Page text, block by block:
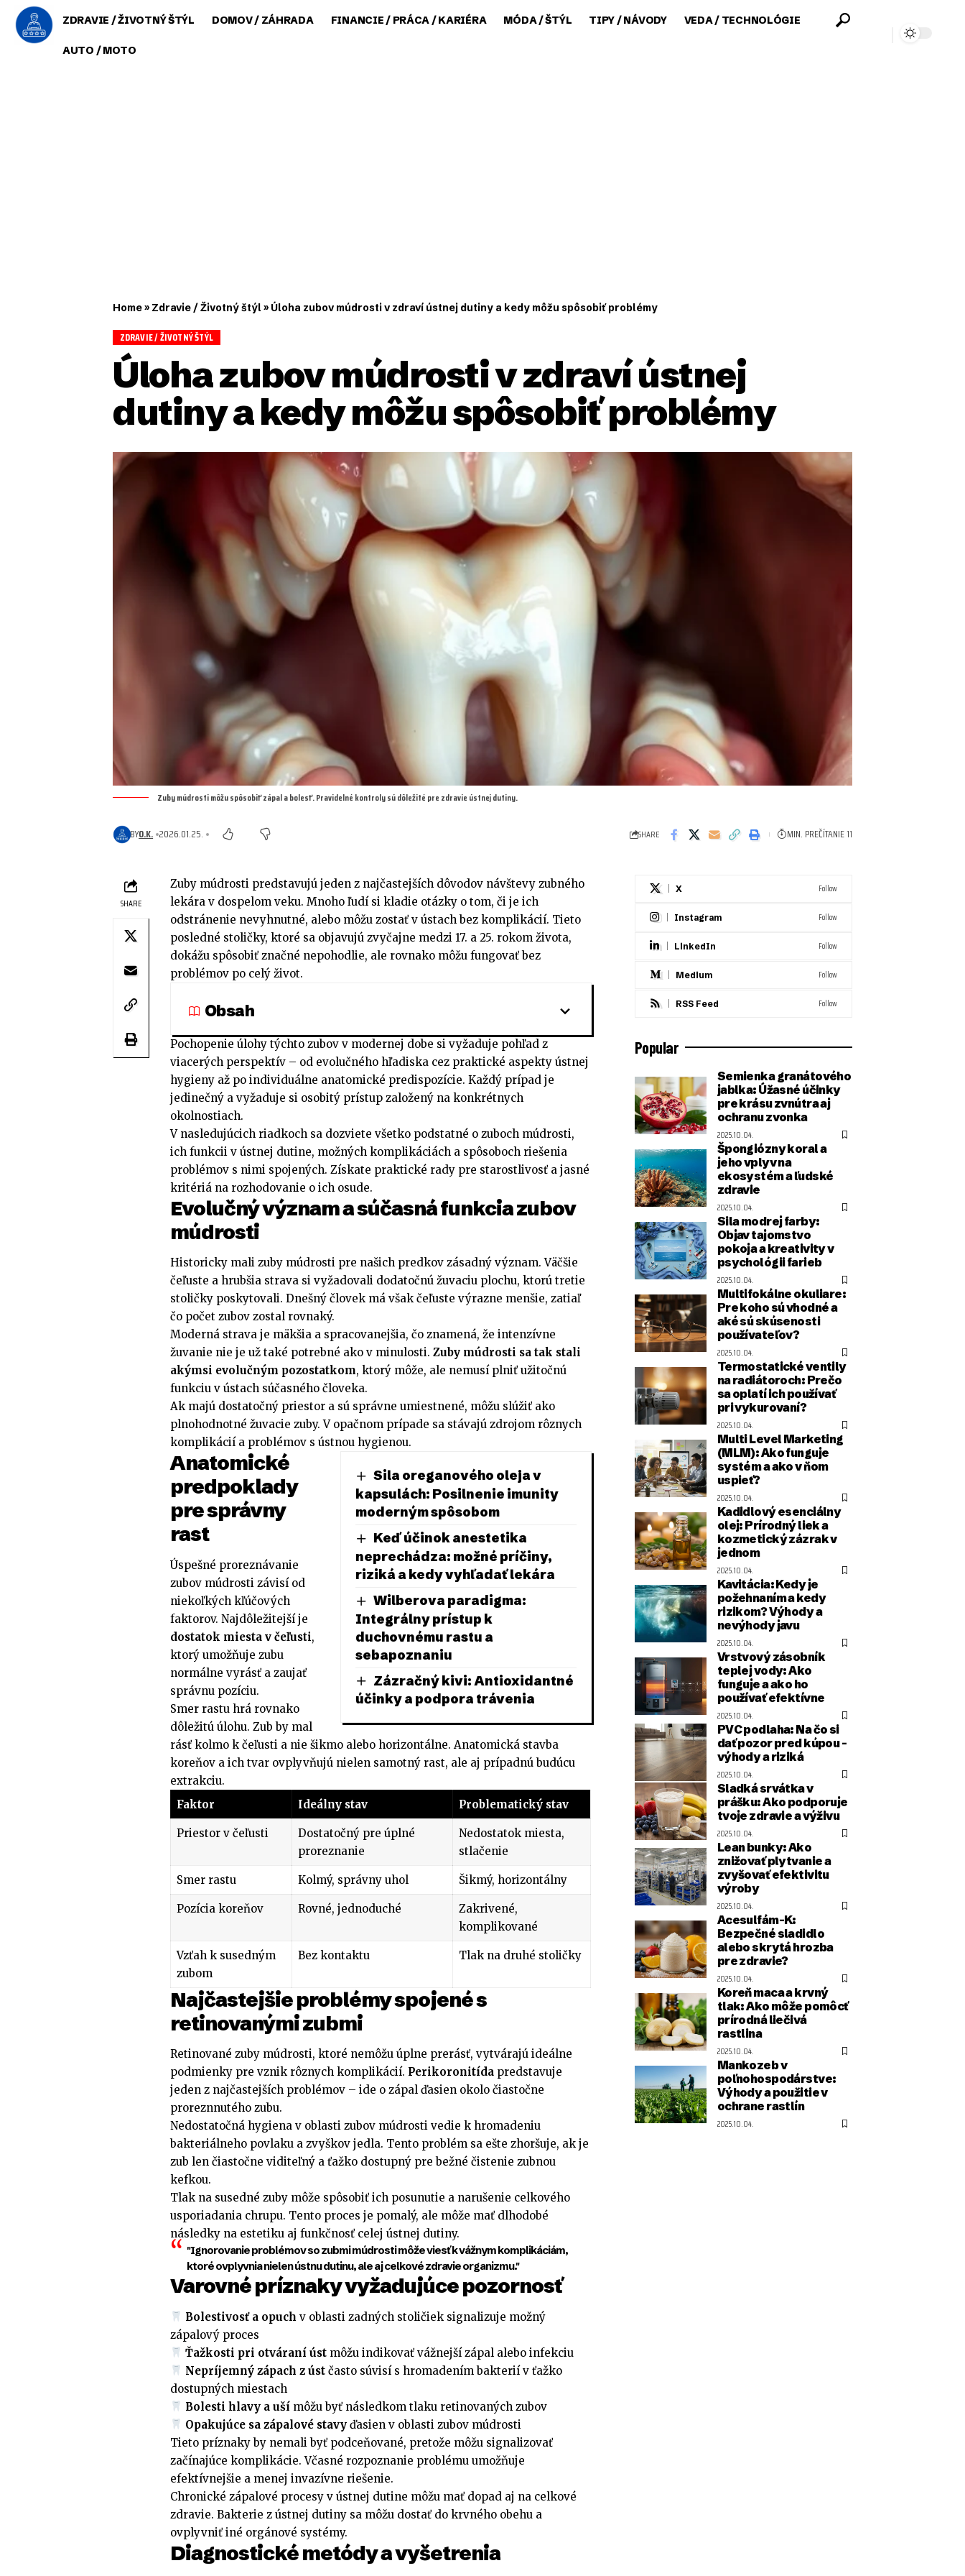
ZDRAVIE / ŽIVOTNÝ ŠTÝL DOMOV / ZÁHRADA FINANCIE / PRÁCA / KARIÉRA MÓDA / ŠTÝL TIPY / NÁVODY VEDA / TECHNOLÓGIE
AUTO / MOTO
Home» Zdravie / Životný štýl » Úloha zubov múdrosti v zdraví ústnej dutiny a kedy môžu spôsobiť problémy
ZDRAVIE / ŽIVOTNÝ ŠTÝL
Úloha zubov múdrosti v zdraví ústnej
dutiny a kedy môžu spôsobiť problémy
Zuby múdrosti môžu spôsobiť zápal a bolesť. Pravidelné kontroly sú dôležité pre zdravie ústnej dutiny.
BYO.K. 2026.01.25. SHARE MIN. PREČÍTANIE 11
SHARE
Zuby múdrosti predstavujú jeden z najčastejších dôvodov návštevy zubného
lekára v dospelom veku. Mnoho ľudí si kladie otázky o tom, či je ich
odstránenie nevyhnutné, alebo môžu zostať v ústach bez komplikácií. Tieto
posledné stoličky, ktoré sa objavujú zvyčajne medzi 17. a 25. rokom života,
dokážu spôsobiť značné nepohodlie, ale rovnako môžu fungovať bez
problémov po celý život.
Obsah
Pochopenie úlohy týchto zubov v modernej dobe si vyžaduje pohľad z
viacerých perspektív – od evolučného hľadiska cez praktické aspekty ústnej
hygieny až po individuálne anatomické predispozície. Každý prípad je
jedinečný a vyžaduje si osobitý prístup založený na konkrétnych
okolnostiach.
V nasledujúcich riadkoch sa dozviete všetko podstatné o zuboch múdrosti,
ich funkcii v ústnej dutine, možných komplikáciách a spôsoboch riešenia
problémov s nimi spojených. Získate praktické rady pre starostlivosť a jasné
kritériá na rozhodovanie o ich osude.
Evolučný význam a súčasná funkcia zubov
múdrosti
Historicky mali zuby múdrosti pre našich predkov zásadný význam. Väčšie
čeľuste a hrubšia strava si vyžadovali dodatočnú žuvaciu plochu, ktorú tretie
stoličky poskytovali. Dnešný človek má však čeľuste výrazne menšie, zatiaľ
čo počet zubov zostal rovnaký.
Moderná strava je mäkšia a spracovanejšia, čo znamená, že intenzívne
žuvanie nie je už také potrebné ako v minulosti. Zuby múdrosti sa tak stali
akýmsi evolučným pozostatkom, ktorý môže, ale nemusí plniť užitočnú
funkciu v ústach súčasného človeka.
Ak majú dostatočný priestor a sú správne umiestnené, môžu slúžiť ako
plnohodnotné žuvacie zuby. V opačnom prípade sa stávajú zdrojom rôznych
komplikácií a problémov s ústnou hygienou.
Sila oreganového oleja v
kapsulách: Posilnenie imunity
moderným spôsobom
Keď účinok anestetika
neprechádza: možné príčiny,
riziká a kedy vyhľadať lekára
Wilberova paradigma:
Integrálny prístup k
duchovnému rastu a
sebapoznaniu
Zázračný kivi: Antioxidantné
účinky a podpora trávenia
Anatomické
predpoklady
pre správny
rast
Úspešné proreznávanie
zubov múdrosti závisí od
niekoľkých kľúčových
faktorov. Najdôležitejší je
dostatok miesta v čeľusti,
ktorý umožňuje zubu
normálne vyrásť a zaujať
správnu pozíciu.
Smer rastu hrá rovnako
dôležitú úlohu. Zub by mal
rásť kolmo k čeľusti a nie šikmo alebo horizontálne. Anatomická stavba
koreňov a ich tvar ovplyvňujú nielen samotný rast, ale aj prípadnú budúcu
extrakciu.
Faktor
Ideálny stav Problematický stav
Priestor v čeľusti
Dostatočný pre úplné
proreznanie
Nedostatok miesta,
stlačenie
Smer rastu Kolmý, správny uhol Šikmý, horizontálny
Pozícia koreňov Rovné, jednoduché
Zakrivené,
komplikované
Vzťah k susedným
zubom
Bez kontaktu Tlak na druhé stoličky
Najčastejšie problémy spojené s
retinovanými zubmi
Retinované zuby múdrosti, ktoré nemôžu úplne prerásť, vytvárajú ideálne
podmienky pre vznik rôznych komplikácií. Perikoronitída predstavuje
jeden z najčastejších problémov – ide o zápal ďasien okolo čiastočne
proreznnutého zubu.
Nedostatočná hygiena v oblasti zubov múdrosti vedie k hromadeniu
bakteriálneho povlaku a zvyškov jedla. Tento problém sa ešte zhoršuje, ak je
zub len čiastočne viditeľný a ťažko dostupný pre bežné čistenie zubnou
kefkou.
Tlak na susedné zuby môže spôsobiť ich posunutie a narušenie celkového
usporiadania chrupu. Tento proces je pomalý, ale môže mať dlhodobé
následky na estetiku aj funkčnosť celej ústnej dutiny.
"Ignorovanie problémov so zubmi múdrosti môže viesť k vážnym komplikáciám,
ktoré ovplyvnia nielen ústnu dutinu, ale aj celkové zdravie organizmu."
Varovné príznaky vyžadujúce pozornosť
Bolestivosť a opuch v oblasti zadných stoličiek signalizuje možný
zápalový proces
Ťažkosti pri otváraní úst môžu indikovať vážnejší zápal alebo infekciu
Nepríjemný zápach z úst často súvisí s hromadením bakterií v ťažko
dostupných miestach
Bolesti hlavy a uší môžu byť následkom tlaku retinovaných zubov
Opakujúce sa zápalové stavy ďasien v oblasti zubov múdrosti
Tieto príznaky by nemali byť podceňované, pretože môžu signalizovať
začínajúce komplikácie. Včasné rozpoznanie problému umožňuje
efektívnejšie a menej invazívne riešenie.
Chronické zápalové procesy v ústnej dutine môžu mať dopad aj na celkové
zdravie. Bakterie z ústnej dutiny sa môžu dostať do krvného obehu a
ovplyvniť iné orgánové systémy.
Diagnostické metódy a vyšetrenia
X Follow
Instagram Follow
LinkedIn Follow
Medium Follow
RSS Feed Follow
Popular
Semienka granátového
jablka: Úžasné účinky
pre krásu zvnútra aj
ochranu zvonka
2025.10.04.
Špongiózny koral a
jeho vplyv na
ekosystém a ľudské
zdravie
2025.10.04.
Sila modrej farby:
Objav tajomstvo
pokoja a kreativity v
psychológii farieb
2025.10.04.
Multifokálne okuliare:
Pre koho sú vhodné a
aké sú skúsenosti
používateľov?
2025.10.04.
Termostatické ventily
na radiátoroch: Prečo
sa oplatí ich používať
pri vykurovaní?
2025.10.04.
Multi Level Marketing
(MLM): Ako funguje
systém a ako v ňom
uspieť?
2025.10.04.
Kadidlový esenciálny
olej: Prírodný liek a
kozmetický zázrak v
jednom
2025.10.04.
Kavitácia: Kedy je
požehnaním a kedy
rizikom? Výhody a
nevýhody javu
2025.10.04.
Vrstvový zásobník
teplej vody: Ako
funguje a ako ho
používať efektívne
2025.10.04.
PVC podlaha: Na čo si
dať pozor pred kúpou –
výhody a riziká
2025.10.04.
Sladká srvátka v
prášku: Ako podporuje
tvoje zdravie a výživu
2025.10.04.
Lean bunky: Ako
znižovať plytvanie a
zvyšovať efektivitu
výroby
2025.10.04.
Acesulfám-K:
Bezpečné sladidlo
alebo skrytá hrozba
pre zdravie?
2025.10.04.
Koreň maca a krvný
tlak: Ako môže pomôcť
prírodná liečivá
rastlina
2025.10.04.
Mankozeb v
poľnohospodárstve:
Výhody a použitie v
ochrane rastlín
2025.10.04.